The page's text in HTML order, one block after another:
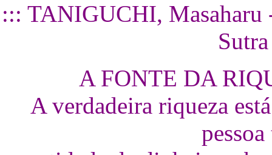
::: TANIGUCHI, Masaharu
A FONTE DA
A verdadeira riqueza